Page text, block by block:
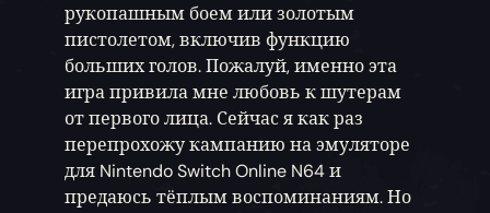
рукопашным боем или золотым
пистолетом, включив функцию
больших голов. Пожалуй, именно эта
игра привила мне любовь к шутерам
от первого лица. Сейчас я как раз
перепрохожу кампанию на эмуляторе
для Nintendo Switch Online N64 и
предаюсь тёплым воспоминаниям. Но